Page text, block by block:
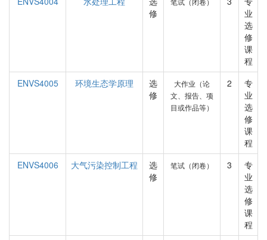
修
业
选
修
课
程
ENVS4005
环境生态学原理
选
修
大作业（论
文、报告、项
目或作品等）
2
专
业
选
修
课
程
ENVS4006
大气污染控制工程
选
修
笔试（闭卷） 3
专
业
选
修
课
程